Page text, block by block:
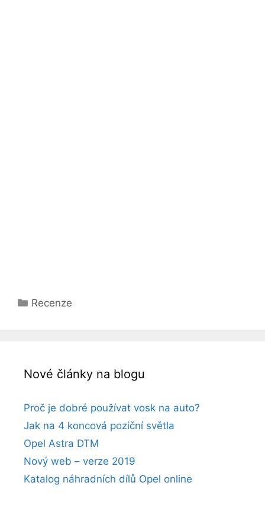
Rubriky
Recenze
Nové články na blogu
Proč je dobré používat vosk na auto?
Jak na 4 koncová poziční světla
Opel Astra DTM
Nový web – verze 2019
Katalog náhradních dílů Opel online